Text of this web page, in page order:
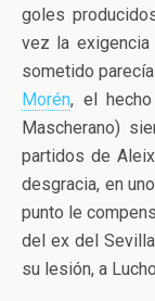
goles
vez la
sometido
Morén, el
Mascherano)
partidos de
desgracia, en
punto le
del ex del
su lesión, a